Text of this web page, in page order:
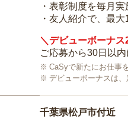
・表彰制度を毎月
・友人紹介で、最
＼デビューボーナ
ご応募から30日以
CaSyで新たにお仕事
デビューボーナスは
千葉県松戸市付近